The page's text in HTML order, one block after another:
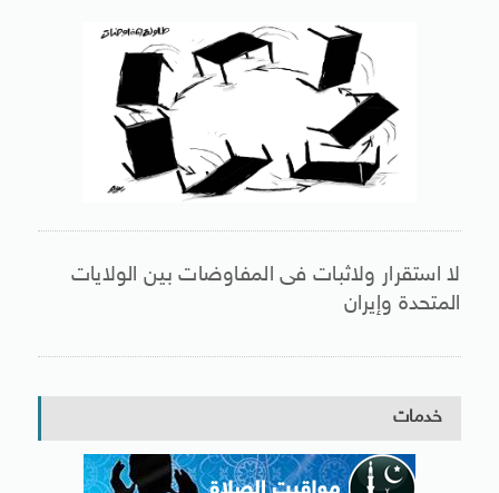
لا استقرار ولاثبات فى المفاوضات بين الولايات
المتحدة وإيران
خدمات